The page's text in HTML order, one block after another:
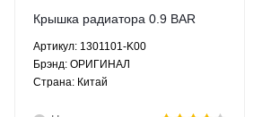
Крышка радиатора 0.9 BAR
H5 Вингл 5 ЗХ Лендмарк -
1301101-K00 ОРИГИНАЛ
Артикул: 1301101-K00
Брэнд: ОРИГИНАЛ
Страна: Китай